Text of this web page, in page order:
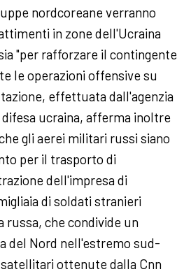
nordcoreane verranno
in zone dell'Ucraina
"per rafforzare il contingente
le operazioni offensive su
effettuata dall'agenzia
ucraina, afferma inoltre
gli aerei militari russi siano
per il trasporto di
dell'impresa di
di soldati stranieri
russa, che condivide un
del Nord nell'estremo sud-
ottenute dalla Cnn